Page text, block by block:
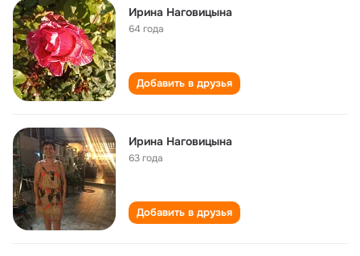
Ирина Наговицына
64 года
Добавить в друзья
Ирина Наговицына
63 года
Добавить в друзья